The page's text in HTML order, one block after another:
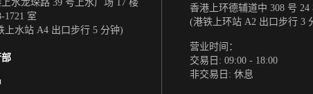
水龙琛路 39 号上水广场 17 楼
1721 室
上水站 A4 出口步行 5 分钟)
香港上环德辅道中 308 号 24
(港铁上环站 A2 出口步行 3
营业时间：
交易日: 09:00 - 18:00
非交易日: 休息